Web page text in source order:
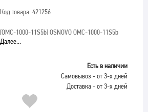
Код товара: 421256
[OMC-1000-11S5b]OSNOVO OMC-1000-11S5b
Далее...
Есть в наличии
Самовывоз - от 3-х дней
Доставка - от 3-х дней